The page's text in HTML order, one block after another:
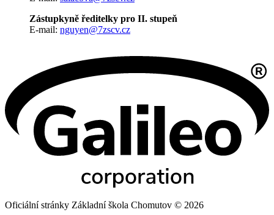
Zástupkyně ředitelky pro II. stupeň
E-mail: nguyen@7zscv.cz
Oficiální stránky Základní škola Chomutov © 2026